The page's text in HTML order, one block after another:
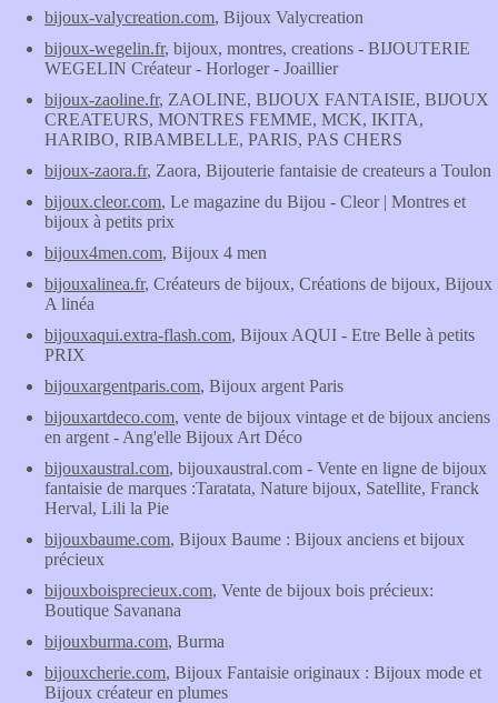
bijoux-valycreation.com, Bijoux Valycreation
bijoux-wegelin.fr, bijoux, montres, creations - BIJOUTERIE
WEGELIN Créateur - Horloger - Joaillier
bijoux-zaoline.fr, ZAOLINE, BIJOUX FANTAISIE, BIJOUX
CREATEURS, MONTRES FEMME, MCK, IKITA,
HARIBO, RIBAMBELLE, PARIS, PAS CHERS
bijoux-zaora.fr, Zaora, Bijouterie fantaisie de createurs a Toulon
bijoux.cleor.com, Le magazine du Bijou - Cleor | Montres et
bijoux à petits prix
bijoux4men.com, Bijoux 4 men
bijouxalinea.fr, Créateurs de bijoux, Créations de bijoux, Bijoux
A linéa
bijouxaqui.extra-flash.com, Bijoux AQUI - Etre Belle à petits
PRIX
bijouxargentparis.com, Bijoux argent Paris
bijouxartdeco.com, vente de bijoux vintage et de bijoux anciens
en argent - Ang'elle Bijoux Art Déco
bijouxaustral.com, bijouxaustral.com - Vente en ligne de bijoux
fantaisie de marques :Taratata, Nature bijoux, Satellite, Franck
Herval, Lili la Pie
bijouxbaume.com, Bijoux Baume : Bijoux anciens et bijoux
précieux
bijouxboisprecieux.com, Vente de bijoux bois précieux:
Boutique Savanana
bijouxburma.com, Burma
bijouxcherie.com, Bijoux Fantaisie originaux : Bijoux mode et
Bijoux créateur en plumes